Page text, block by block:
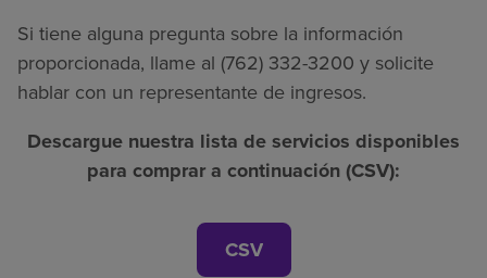
Si tiene alguna pregunta sobre la información
proporcionada, llame al (762) 332-3200 y solicite
hablar con un representante de ingresos.
Descargue nuestra lista de servicios disponibles
para comprar a continuación (CSV):
CSV